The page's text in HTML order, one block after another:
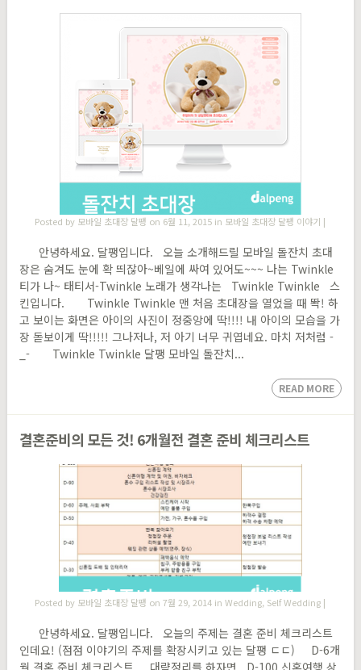
Posted by 모바일 초대장 달팽 on 6월 11, 2015 in 모바일 초대장 달팽 이야기 |
안녕하세요. 달팽입니다. 오늘 소개해드릴 모바일 돌잔치 초대
장은 숨겨도 눈에 확 띄잖아~베일에 싸여 있어도~~~ 나는 Twinkle
티가 나~ 태티서-Twinkle 노래가 생각나는 Twinkle Twinkle 스
킨입니다. Twinkle Twinkle 맨 처음 초대장을 열었을 때 똭! 하
고 보이는 화면은 아이의 사진이 정중앙에 딱!!!! 내 아이의 모습을 가
장 돋보이게 딱!!!!! 그나저나, 저 아기 너무 귀엽네요. 마치 저처럼 -
_- Twinkle Twinkle 달팽 모바일 돌잔치...
READ MORE
결혼준비의 모든 것! 6개월전 결혼 준비 체크리스트
Posted by 모바일 초대장 달팽 on 7월 29, 2014 inWedding, Self Wedding |
안녕하세요. 달팽입니다. 오늘의 주제는 결혼 준비 체크리스트
인데요! (점점 이야기의 주제를 확장시키고 있는 달팽 ㄷㄷ) D-6개
월 결혼 준비 체크리스트 대략정리를 하자면 D-100 신혼여행 상